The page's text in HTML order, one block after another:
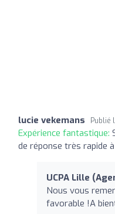
lucie vekemans Publié
Expérience fantastique:
de réponse très rapide
UCPA Lille
Nous vous
favorable !A